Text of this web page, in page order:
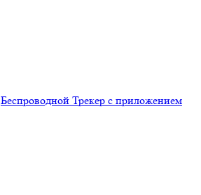
Беспроводной Трекер с приложением